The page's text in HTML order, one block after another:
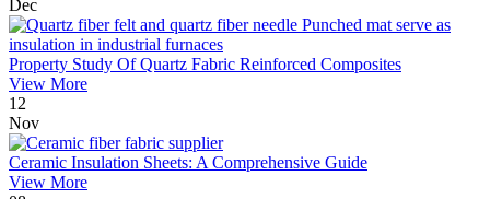
Dec
Property Study Of Quartz Fabric Reinforced Composites
View More
12
Nov
Ceramic Insulation Sheets: A Comprehensive Guide
View More